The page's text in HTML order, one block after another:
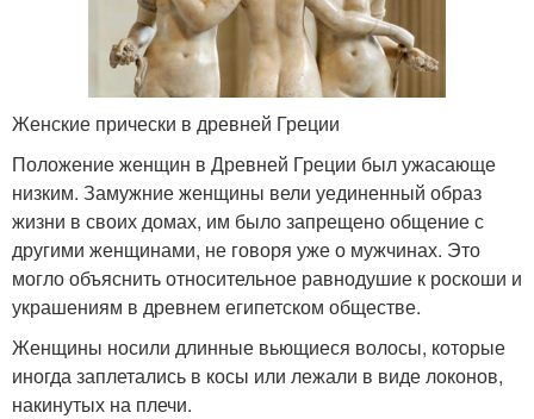
Женские прически в древней Греции
Положение женщин в Древней Греции был ужасающе
низким. Замужние женщины вели уединенный образ
жизни в своих домах, им было запрещено общение с
другими женщинами, не говоря уже о мужчинах. Это
могло объяснить относительное равнодушие к роскоши и
украшениям в древнем египетском обществе.
Женщины носили длинные вьющиеся волосы, которые
иногда заплетались в косы или лежали в виде локонов,
накинутых на плечи.